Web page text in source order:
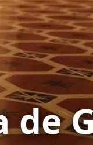
de